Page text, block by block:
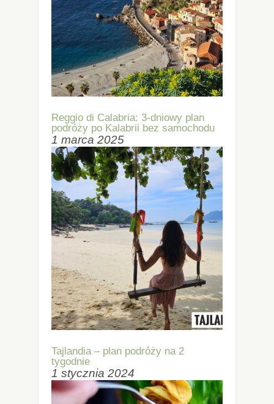
Reggio di Calabria: 3-dniowy plan
podróży po Kalabrii bez samochodu
1 marca 2025
Tajlandia – plan podróży na 2
tygodnie
1 stycznia 2024